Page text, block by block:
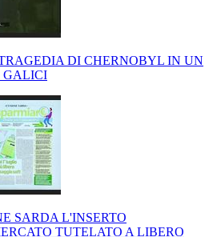
DI CHERNOBYL IN UN
GALICI
SARDA L'INSERTO
TUTELATO A LIBERO